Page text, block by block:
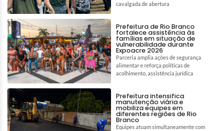
cavalgada de abertura
Prefeitura de Rio Branco
fortalece assistência às
famílias em situação de
vulnerabilidade durante
Expoacre 2026
Parceria amplia ações de segurança
alimentar e reforça políticas de
acolhimento, assistência jurídica
Prefeitura intensifica
manutenção viária e
mobiliza equipes em
diferentes regiões de Rio
Branco
Equipes atuam simultaneamente com